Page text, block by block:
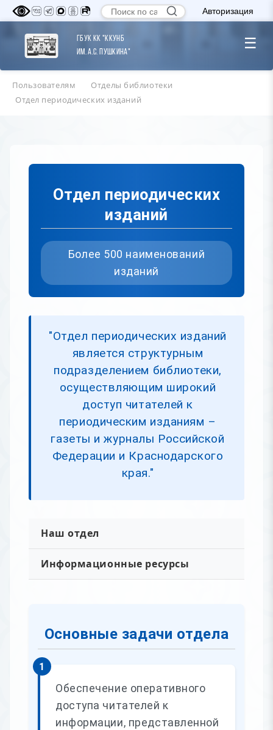
Авторизация
ГБУК КК "ККУНБ
им. А.С. Пушкина"
☰
Пользователям
Отделы библиотеки
Отдел периодических изданий
Отдел периодических
изданий
Более 500 наименований
изданий
"Отдел периодических изданий
является структурным
подразделением библиотеки,
осуществляющим широкий
доступ читателей к
периодическим изданиям –
газеты и журналы Российской
Федерации и Краснодарского
края."
Наш отдел
Информационные ресурсы
Основные задачи отдела
1
Обеспечение оперативного
доступа читателей к
информации, представленной